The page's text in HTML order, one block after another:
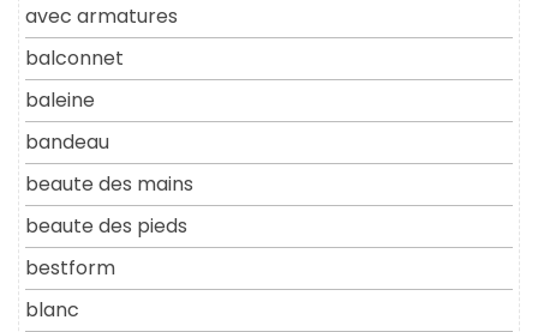
avec armatures
balconnet
baleine
bandeau
beaute des mains
beaute des pieds
bestform
blanc